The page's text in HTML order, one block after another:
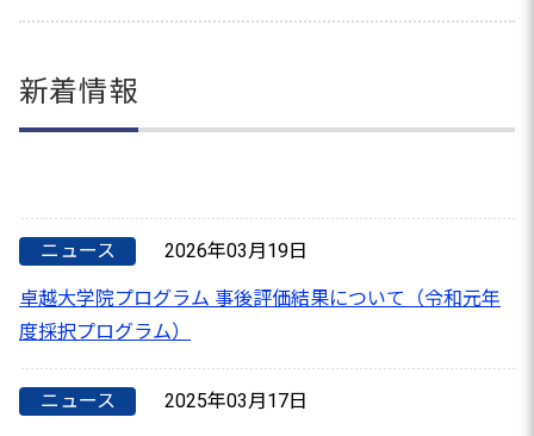
新着情報
ニュース 2026年03月19日
卓越大学院プログラム 事後評価結果について（令和元年
度採択プログラム）
ニュース 2025年03月17日